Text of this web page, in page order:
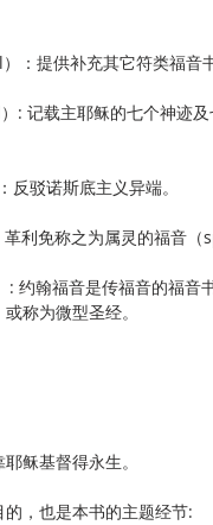
：提供补充其它符类福音
: 记载主耶稣的七个神迹
驳诺斯底主义异端。
利免称之为属灵的福音（
约翰福音是传福音的福音
称为微型圣经。
稣基督得永生。
，也是本书的主题经节: